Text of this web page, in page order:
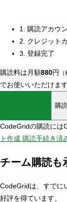
1. 購読アカウ
2. クレジット
3. 登録完了
購読料は月額880円
でお使いいただけます
購
CodeGridの購読には
ト作成 購読手続き済
チーム購読も
CodeGridは、すでに
好評を得ています。